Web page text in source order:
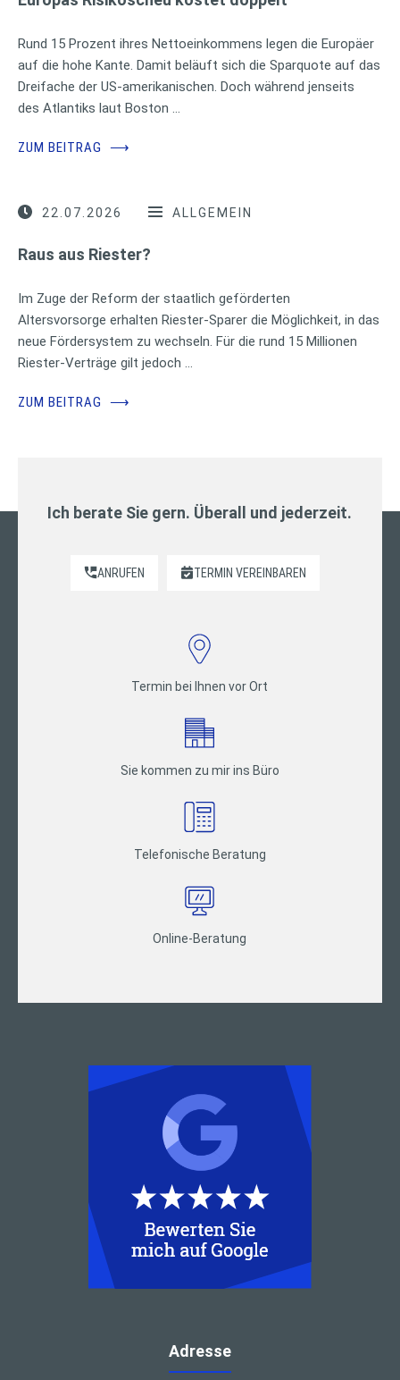
Rund 15 Prozent ihres Nettoeinkommens legen die Europäer
auf die hohe Kante. Damit beläuft sich die Sparquote auf das
Dreifache der US-amerikanischen. Doch während jenseits
des Atlantiks laut Boston …
ZUM BEITRAG ⟶
22.07.2026 ALLGEMEIN
Raus aus Riester?
Im Zuge der Reform der staatlich geförderten
Altersvorsorge erhalten Riester-Sparer die Möglichkeit, in das
neue Fördersystem zu wechseln. Für die rund 15 Millionen
Riester-Verträge gilt jedoch …
ZUM BEITRAG ⟶
Ich berate Sie gern. Überall und jederzeit.
ANRUFEN TERMIN VEREINBAREN
Termin bei Ihnen vor Ort
Sie kommen zu mir ins Büro
Telefonische Beratung
Online-Beratung
Adresse